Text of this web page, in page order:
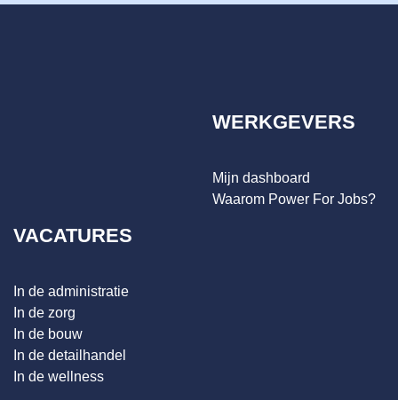
WERKGEVERS
Mijn dashboard
Waarom Power For Jobs?
VACATURES
In de administratie
In de zorg
In de bouw
In de detailhandel
In de wellness